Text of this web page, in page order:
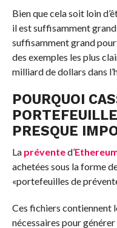
Bien que cela soit loin
il est suffisamment
suffisamment grand
des exemples les plus
milliard de dollars dans
POURQUOI
PRESQUE
La prévented’
achetées sous la forme
«portefeuilles de
Ces fichiers contiennent
nécessaires pour